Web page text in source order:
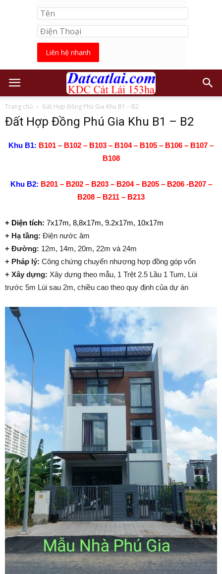
Liên hệ nhanh
Trang chủ Đất Hợp Đồng Phú Gia Khu B1 – B2
Đất Hợp Đồng Phú Gia Khu B1 – B2
Khu B1: B101 – B102 – B103 – B104 – B105 – B106 – B107 –
B108
Khu B2: B201 – B202 – B203 – B204 – B205 – B206 -B207 –
B208 – B211 – B213
+ Diện tích: 7x17m, 8,8x17m, 9.2x17m, 10x17m
+ Hạ tầng: Điện nước âm
+ Đường: 12m, 14m, 20m, 22m và 24m
+ Pháp lý: Công chứng chuyển nhượng hợp đồng góp vốn
+ Xây dựng: Xây dựng theo mẫu, 1 Trệt 2.5 Lầu 1 Tum, Lùi
trước 5m Lùi sau 2m, chiều cao theo quy định của dự án